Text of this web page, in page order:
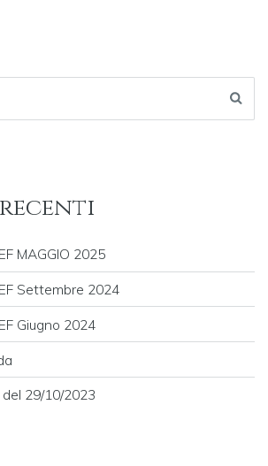
MAGGIO 2025
Settembre 2024
Giugno 2024
29/10/2023